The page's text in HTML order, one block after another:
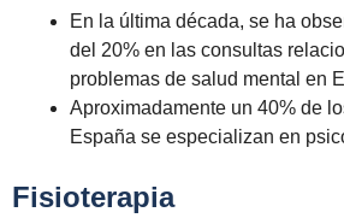
En la última década, se ha
del 20% en las consultas
problemas de salud mental en
Aproximadamente un 40% de
España se especializan en
Fisioterapia